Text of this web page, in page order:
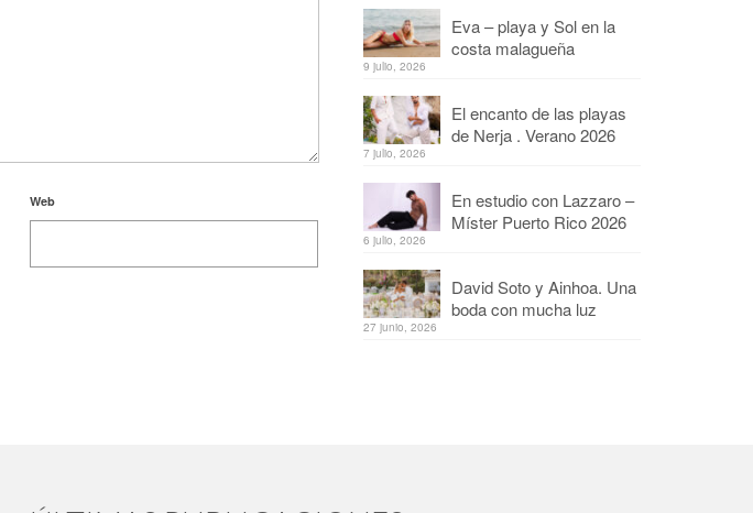
Web
Eva – playa y Sol en la
costa malagueña
9 julio, 2026
El encanto de las playas
de Nerja . Verano 2026
7 julio, 2026
En estudio con Lazzaro –
Míster Puerto Rico 2026
6 julio, 2026
David Soto y Ainhoa. Una
boda con mucha luz
27 junio, 2026